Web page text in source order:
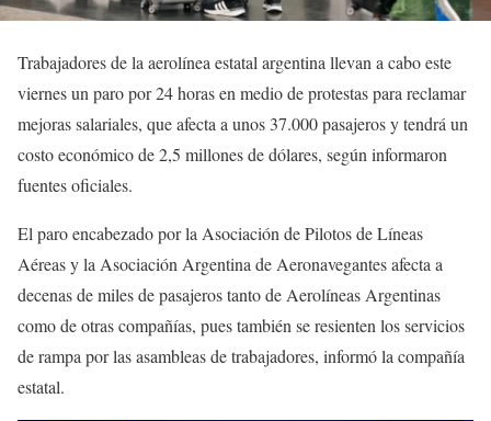
Trabajadores de la aerolínea estatal argentina llevan a cabo este
viernes un paro por 24 horas en medio de protestas para reclamar
mejoras salariales, que afecta a unos 37.000 pasajeros y tendrá un
costo económico de 2,5 millones de dólares, según informaron
fuentes oficiales.
El paro encabezado por la Asociación de Pilotos de Líneas
Aéreas y la Asociación Argentina de Aeronavegantes afecta a
decenas de miles de pasajeros tanto de Aerolíneas Argentinas
como de otras compañías, pues también se resienten los servicios
de rampa por las asambleas de trabajadores, informó la compañía
estatal.